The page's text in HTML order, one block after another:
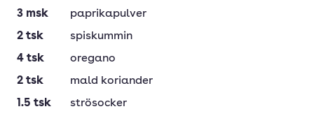
3 msk
paprikapulver
2 tsk
spiskummin
4 tsk
oregano
2 tsk
mald koriander
1.5 tsk
strösocker